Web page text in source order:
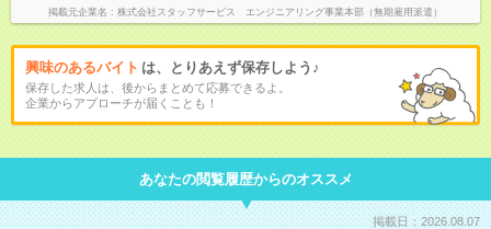
掲載元企業名 株式会社スタッフサービス エンジニアリング事業本部（無期雇用派遣）
興味のあるバイト は、とりあえず保存しよう♪
保存した求人は、後からまとめて応募できるよ。
企業からアプローチが届くことも！
あなたの閲覧履歴からのオススメ
掲載日：2026.08.07